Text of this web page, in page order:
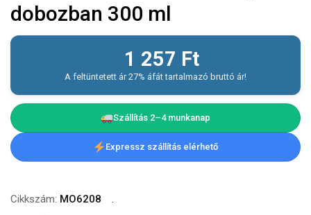
dobozban 300 ml
1 257 Ft
A feltüntetett ár 27% áfát tartalmazó bruttó ár!
Szállítás 2–4 munkanap
Expressz szállítás elérhető
Cikkszám: MO6208